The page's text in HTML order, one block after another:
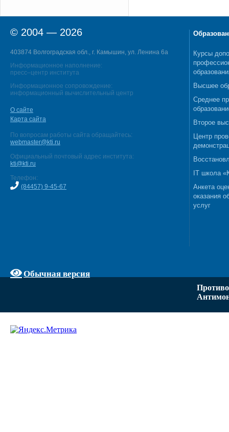
© 2004 — 2026
403874 Волгоградская обл., г. Камышин, ул. Ленина 6а
Информационное наполнение:
пресс–центр института
Информационное сопровождение:
информационный вычислительный центр
О сайте
Карта сайта
По вопросам работы сайта обращайтесь:
webmaster@kti.ru
Официальный почтовый адрес института:
kti@kti.ru
Телефон:
(84457) 9-45-67
Обычная версия
Курсы
Высшее
Среднее
Второе
Центр
IT школа
Анкета
оказания
услуг